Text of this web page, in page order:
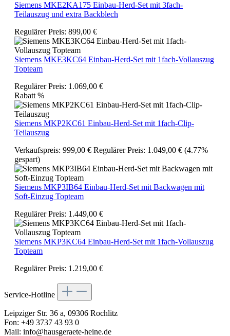
Siemens MKE2KA175 Einbau-Herd-Set mit 3fach-
Teilauszug und extra Backblech
Regulärer Preis: 899,00 €
Siemens MKE3KC64 Einbau-Herd-Set mit 1fach-Vollauszug
Topteam
Regulärer Preis: 1.069,00 €
Rabatt %
Siemens MKP2KC61 Einbau-Herd-Set mit 1fach-Clip-
Teilauszug
Verkaufspreis: 999,00 € Regulärer Preis: 1.049,00 € (4.77%
gespart)
Siemens MKP3IB64 Einbau-Herd-Set mit Backwagen mit
Soft-Einzug Topteam
Regulärer Preis: 1.449,00 €
Siemens MKP3KC64 Einbau-Herd-Set mit 1fach-Vollauszug
Topteam
Regulärer Preis: 1.219,00 €
Service-Hotline
Leipziger Str. 36 a, 09306 Rochlitz
Fon: +49 3737 43 93 0
Mail: info@hausgeraete-heine.de